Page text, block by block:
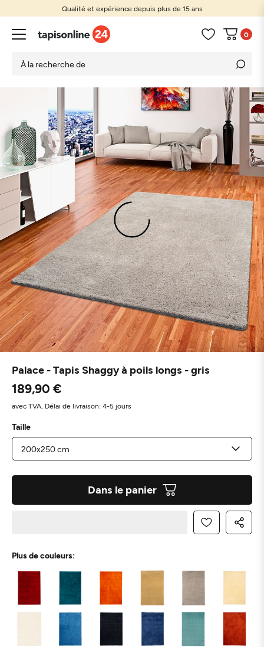
Qualité et expérience depuis plus de 15 ans
0
Palace - Tapis Shaggy à poils longs - gris
189,90 €
avec TVA, Délai de livraison: 4-5 jours
Taille
Dans le panier
Plus de couleurs: